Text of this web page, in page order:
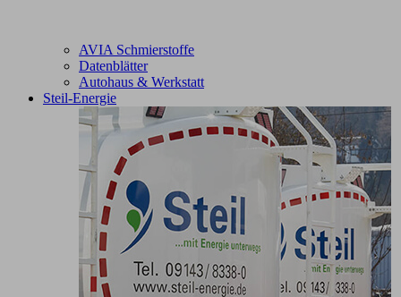
AVIA Schmierstoffe
Datenblätter
Autohaus & Werkstatt
Steil-Energie